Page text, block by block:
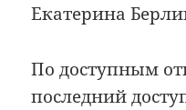
Екатерина
По доступным
последний